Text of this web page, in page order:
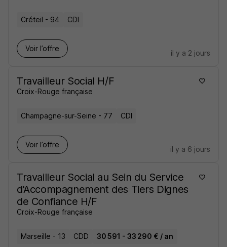
Créteil - 94 CDI
Voir l’offre
il y a 2 jours
Travailleur Social H/F
Croix-Rouge française
Champagne-sur-Seine - 77 CDI
Voir l’offre
il y a 6 jours
Travailleur Social au Sein du Service
d'Accompagnement des Tiers Dignes
de Confiance H/F
Croix-Rouge française
Marseille - 13 CDD 30 591 - 33 290 € / an